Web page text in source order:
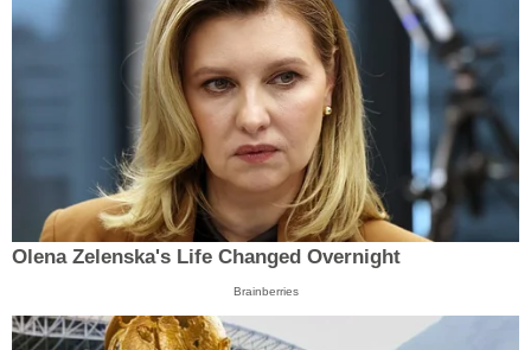
Olena Zelenska's Life Changed Overnight
Brainberries